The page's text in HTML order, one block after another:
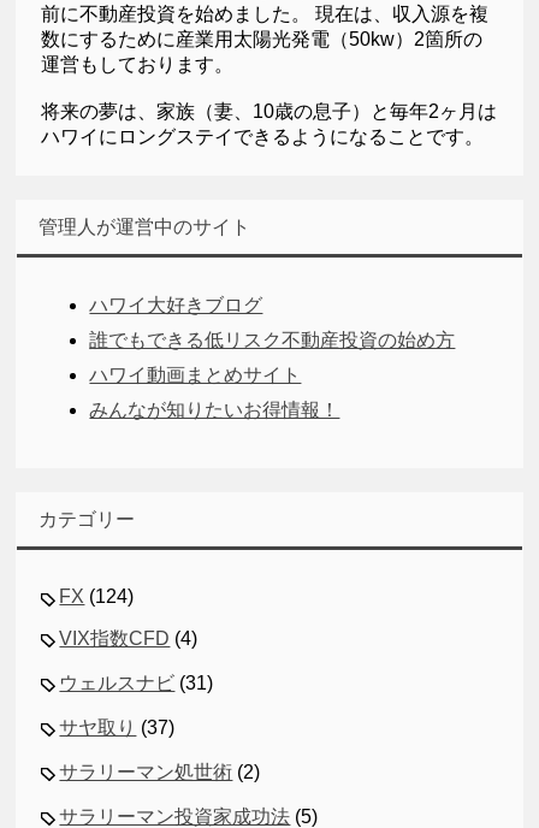
前に不動産投資を始めました。 現在は、収入源を複
数にするために産業用太陽光発電（50kw）2箇所の
運営もしております。
将来の夢は、家族（妻、10歳の息子）と毎年2ヶ月は
ハワイにロングステイできるようになることです。
管理人が運営中のサイト
ハワイ大好きブログ
誰でもできる低リスク不動産投資の始め方
ハワイ動画まとめサイト
みんなが知りたいお得情報！
カテゴリー
FX (124)
VIX指数CFD (4)
ウェルスナビ (31)
サヤ取り (37)
サラリーマン処世術 (2)
サラリーマン投資家成功法 (5)